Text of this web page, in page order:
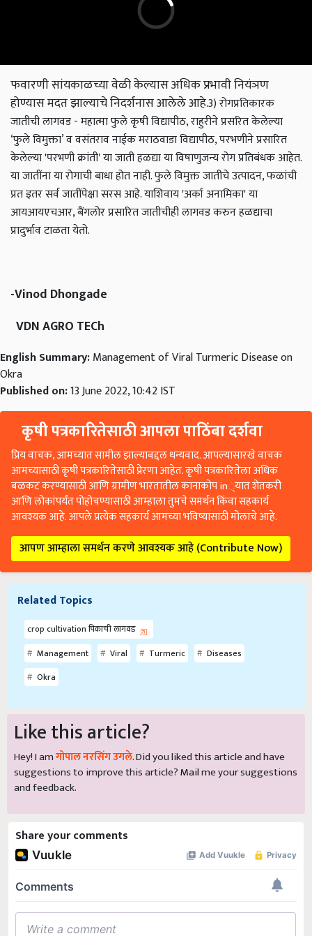
फवारणी सांयकाळच्या वेळी केल्यास अधिक प्रभावी नियंञण
होण्यास मदत झाल्याचे निदर्शनास आलेले आहे.3) रोगप्रतिकारक
जातीची लागवड - महात्मा फुले कृषी विद्यापीठ, राहुरीने प्रसरित केलेल्या
‘फुले विमुक्ता’ व वसंतराव नाईक मराठवाडा विद्यापीठ, परभणीने प्रसारित
केलेल्या 'परभणी क्रांती' या जाती हळद्या या विषाणुजन्य रोग प्रतिबंधक आहेत.
या जातींना या रोगाची बाधा होत नाही. फुले विमुक्त जातीचे उत्पादन, फळांची
प्रत इतर सर्व जातींपेक्षा सरस आहे. याशिवाय 'अर्का अनामिका' या
आयआयएचआर, बैंगलोर प्रसारित जातीचीही लागवड करुन हळद्याचा
प्रादुर्भाव टाळता येतो.
-Vinod Dhongade
VDN AGRO TECh
English Summary:Management of Viral Turmeric Disease on
Okra
Published on:13 June 2022, 10:42 IST
कृषी पत्रकारितेसाठी आपला पाठिंबा दर्शवा
प्रिय वाचक, आमच्यात सामील झाल्याबद्दल धन्यवाद. आपल्यासारखे वाचक
आमच्यासाठी कृषी पत्रकारितेसाठी प्रेरणा आहेत. कृषी पत्रकारितेला अधिक
बळकट करण्यासाठी आणि ग्रामीण भारतातील कानाकोप in्यात शेतकरी
आणि लोकांपर्यंत पोहोचण्यासाठी आम्हाला तुमचे समर्थन किंवा सहकार्य
आवश्यक आहे. आपले प्रत्येक सहकार्य आमच्या भविष्यासाठी मोलाचे आहे.
आपण आम्हाला समर्थन करणे आवश्यक आहे (Contribute Now)
Related Topics
crop cultivation पिकाची लागवड
Management
Viral Turmeric
Diseases
Okra
Like this article?
Hey! I amगोपाल नरसिंग उगले. Did you liked this article and have
suggestions to improve this article?Mailme your suggestions
and feedback.
Share your comments